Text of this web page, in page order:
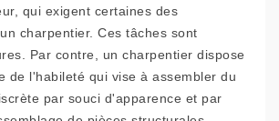
qui exigent certaines des
charpentier. Ces tâches sont
Par contre, un charpentier dispose
de l'habileté qui vise à assembler du
par souci d'apparence et par